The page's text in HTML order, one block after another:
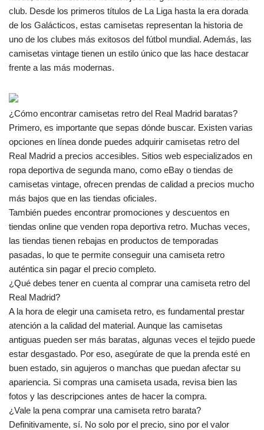
club. Desde los primeros títulos de La Liga hasta la era dorada
de los Galácticos, estas camisetas representan la historia de
uno de los clubes más exitosos del fútbol mundial. Además, las
camisetas vintage tienen un estilo único que las hace destacar
frente a las más modernas.
¿Cómo encontrar camisetas retro del Real Madrid baratas?
Primero, es importante que sepas dónde buscar. Existen varias
opciones en línea donde puedes adquirir camisetas retro del
Real Madrid a precios accesibles. Sitios web especializados en
ropa deportiva de segunda mano, como eBay o tiendas de
camisetas vintage, ofrecen prendas de calidad a precios mucho
más bajos que en las tiendas oficiales.
También puedes encontrar promociones y descuentos en
tiendas online que venden ropa deportiva retro. Muchas veces,
las tiendas tienen rebajas en productos de temporadas
pasadas, lo que te permite conseguir una camiseta retro
auténtica sin pagar el precio completo.
¿Qué debes tener en cuenta al comprar una camiseta retro del
Real Madrid?
A la hora de elegir una camiseta retro, es fundamental prestar
atención a la calidad del material. Aunque las camisetas
antiguas pueden ser más baratas, algunas veces el tejido puede
estar desgastado. Por eso, asegúrate de que la prenda esté en
buen estado, sin agujeros o manchas que puedan afectar su
apariencia. Si compras una camiseta usada, revisa bien las
fotos y las descripciones antes de hacer la compra.
¿Vale la pena comprar una camiseta retro barata?
Definitivamente, sí. No solo por el precio, sino por el valor